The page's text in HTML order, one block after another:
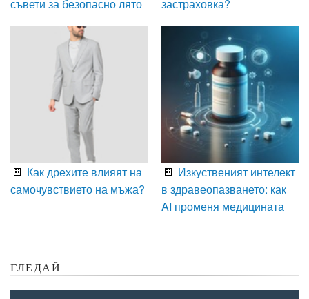
съвети за безопасно лято
застраховка?
Как дрехите влияят на
самочувствието на мъжа?
Изкуственият интелект
в здравеопазването: как
AI променя медицината
ГЛЕДАЙ